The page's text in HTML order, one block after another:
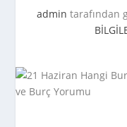
admin tarafından